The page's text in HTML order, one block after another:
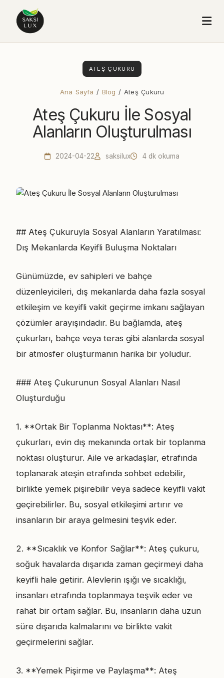
ATEŞ ÇUKURU
Ana Sayfa /Blog / Ateş Çukuru
Ateş Çukuru İle Sosyal
Alanların Oluşturulması
2024-04-22 saksilux 4 dk okuma
## Ateş Çukuruyla Sosyal Alanların Yaratılması:
Dış Mekanlarda Keyifli Buluşma Noktaları
Günümüzde, ev sahipleri ve bahçe
düzenleyicileri, dış mekanlarda daha fazla sosyal
etkileşim ve keyifli vakit geçirme imkanı sağlayan
çözümler arayışındadır. Bu bağlamda, ateş
çukurları, bahçe veya teras gibi alanlarda sosyal
bir atmosfer oluşturmanın harika bir yoludur.
### Ateş Çukurunun Sosyal Alanları Nasıl
Oluşturduğu
1. **Ortak Bir Toplanma Noktası**: Ateş
çukurları, evin dış mekanında ortak bir toplanma
noktası oluşturur. Aile ve arkadaşlar, etrafında
toplanarak ateşin etrafında sohbet edebilir,
birlikte yemek pişirebilir veya sadece keyifli vakit
geçirebilirler. Bu, sosyal etkileşimi artırır ve
insanların bir araya gelmesini teşvik eder.
2. **Sıcaklık ve Konfor Sağlar**: Ateş çukuru,
soğuk havalarda dışarıda zaman geçirmeyi daha
keyifli hale getirir. Alevlerin ışığı ve sıcaklığı,
insanları etrafında toplanmaya teşvik eder ve
rahat bir ortam sağlar. Bu, insanların daha uzun
süre dışarıda kalmalarını ve birlikte vakit
geçirmelerini sağlar.
3. **Yemek Pişirme ve Paylaşma**: Ateş